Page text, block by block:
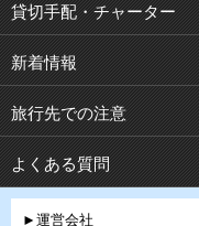
貸切手配・チャーター
新着情報
旅行先での注意
よくある質問
►運営会社